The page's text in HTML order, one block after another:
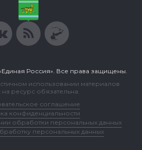
Россия». Все права защищены.
использовании материалов
на ресурс обязательна.
соглашение
конфиденциальности
обработки персональных данных
персональных данных